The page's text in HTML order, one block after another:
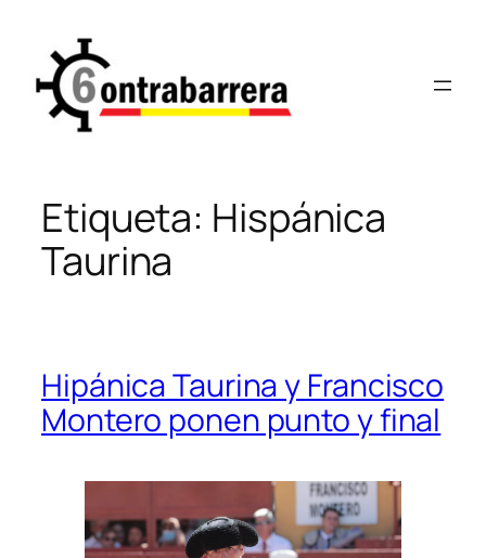
contenido
Etiqueta: Hispánica
Taurina
Hipánica Taurina y Francisco
Montero ponen punto y final